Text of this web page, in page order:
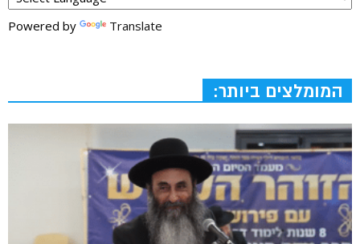
Powered by Translate
המומלצים ביותר: